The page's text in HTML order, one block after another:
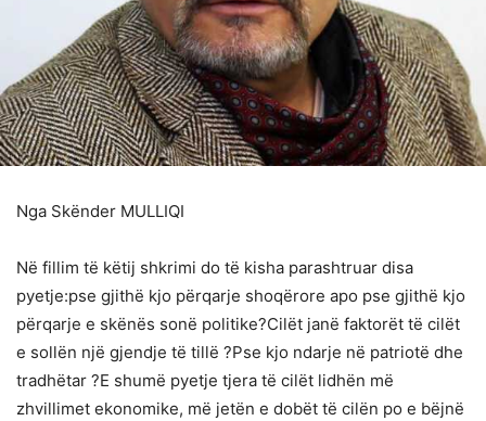
Nga Skënder MULLIQI
Në fillim të këtij shkrimi do të kisha parashtruar disa
pyetje:pse gjithë kjo përqarje shoqërore apo pse gjithë kjo
përqarje e skënës sonë politike?Cilët janë faktorët të cilët
e sollën një gjendje të tillë ?Pse kjo ndarje në patriotë dhe
tradhëtar ?E shumë pyetje tjera të cilët lidhën më
zhvillimet ekonomike, më jetën e dobët të cilën po e bëjnë